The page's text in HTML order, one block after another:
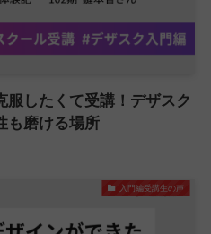
服したくて受講！デザスク
も磨ける場所
入門編受講生の声